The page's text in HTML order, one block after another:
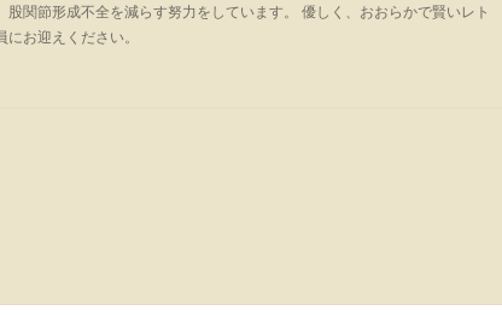
股関節形成不全を減らす努力をしています。 優しく、おおらかで賢いレト
お迎えください。